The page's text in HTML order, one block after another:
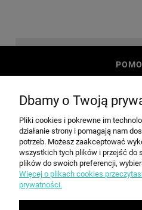
MOJE
PŁATNOŚCI I
Dbamy o Twoją
Pliki cookies i pokrewne im
działanie strony i pomagają nam
potrzeb. Możesz zaakceptować
wszystkich tych plików i przejść do
plików do swoich preferencji,
Więcej o plikach cookies
prywatności.